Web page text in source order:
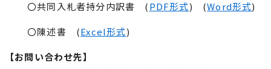
〇共同入札者持分内訳書 (PDF形式) (Word形式)
〇陳述書 (Excel形式)
【お問い合わせ先】